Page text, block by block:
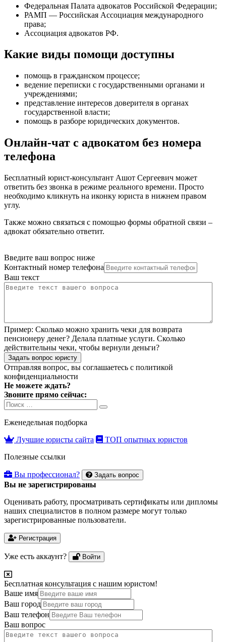
Федеральная Палата адвокатов Российской Федерации;
РАМП — Российская Ассоциация международного
права;
Ассоциация адвокатов РФ.
Какие виды помощи доступны
помощь в гражданском процессе;
ведение переписки с государственными органами и
учреждениями;
представление интересов доверителя в органах
государственной власти;
помощь в разборе юридических документов.
Онлайн-чат с адвокатом без номера
телефона
Бесплатный юрист-консультант Ашот Сергеевич может
ответить без звонка в режиме реального времени. Просто
необходимо кликнуть на иконку юриста в нижнем правом
углу.
Также можно связаться с помощью формы обратной связи –
адвокат обязательно ответит.
Введите ваш вопрос ниже
Контактный номер телефона
Ваш текст
Пример: Сколько можно хранить чеки для возврата
пенсионеру денег? Делала платные услуги. Сколько
действительны чеки, чтобы вернули деньги?
Задать вопрос юристу
Отправляя вопрос, вы соглашаетесь с политикой
конфиденциальности
Не можете ждать?
Звоните прямо сейчас:
Search
for:
Search
Еженедельная подборка
Лучшие юристы сайта
ТОП опытных юристов
Полезные ссылки
Вы профессионал? Задать вопрос
Вы не зарегистрированы
Оценивать работу, просматривать сертификаты или дипломы
наших специалистов в полном размере могут только
зарегистрированные пользователи.
Регистрация
Уже есть аккаунт? Войти
Бесплатная консультация с нашим юристом!
Ваше имя
Ваш город
Ваш телефон
Ваш вопрос